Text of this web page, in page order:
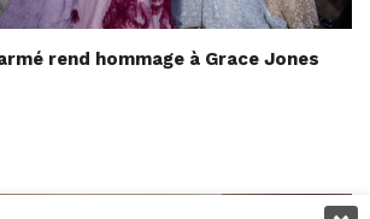
rend hommage à Grace Jones